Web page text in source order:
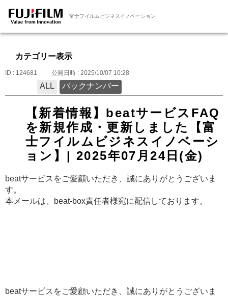
富士フイルムビジネスイノベーション
カテゴリー表示
ID : 124681 公開日時 : 2025/10/07 10:28
ALL バックナンバー
【新着情報】beatサービスFAQ
を新規作成・更新しました【富
士フイルムビジネスイノベーシ
ョン】| 2025年07月24日(金)
beatサービスをご愛顧いただき、誠にありがとうございま
す。
本メールは、beat-box責任者様宛に配信しております。
beatサービスをご愛顧いただき、誠にありがとうございま